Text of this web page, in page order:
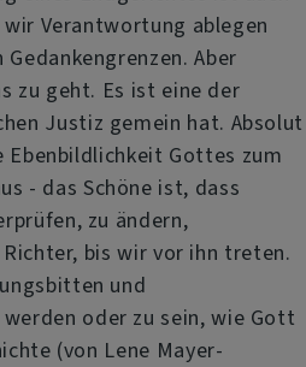
Verantwortung ablegen
Aber
zu geht. Es ist eine der
Justiz gemein hat. Absolut
Ebenbildlichkeit Gottes zum
- das Schöne ist, dass
zu ändern,
bis wir vor ihn treten.
und
oder zu sein, wie Gott
(von Lene Mayer-